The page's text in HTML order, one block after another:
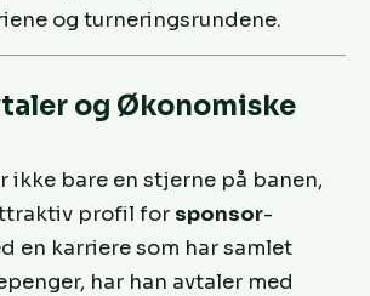
og turneringsrundene.
og Økonomiske
ikke bare en stjerne på banen,
profil for sponsor-
en karriere som har samlet
har han avtaler med